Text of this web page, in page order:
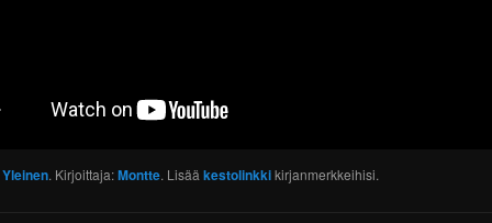
Yleinen. Kirjoittaja:Montte. Lisää kestolinkkikirjanmerkkeihisi.